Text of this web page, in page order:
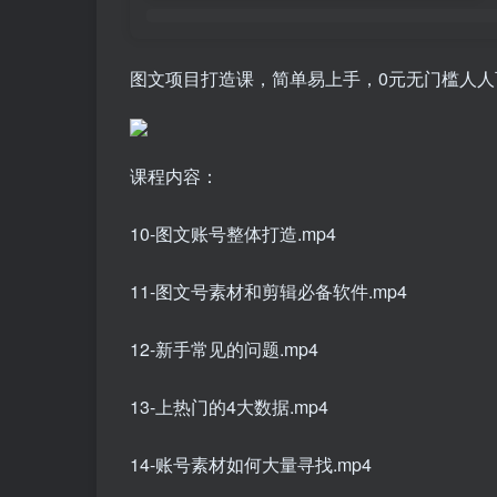
图文项目打造课，简单易上手，0元无门槛人
课程内容：
10-图文账号整体打造.mp4
11-图文号素材和剪辑必备软件.mp4
12-新手常见的问题.mp4
13-上热门的4大数据.mp4
14-账号素材如何大量寻找.mp4